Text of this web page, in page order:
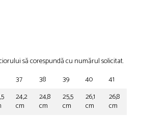
să corespundă cu numărul solicitat.
37 38 39 40
41
24,2
cm
24,8
cm
25,5
cm
26,1
cm
26,8
cm